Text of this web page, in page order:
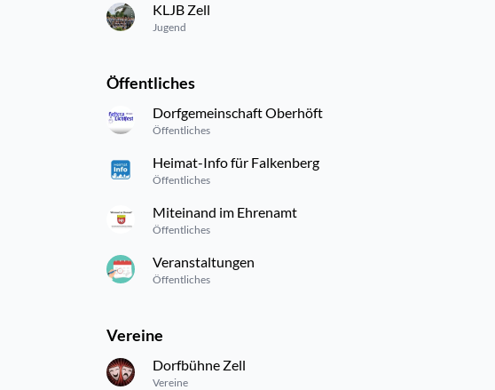
KLJB Zell
Jugend
Öffentliches
Dorfgemeinschaft Oberhöft
Öffentliches
Heimat-Info für Falkenberg
Öffentliches
Miteinand im Ehrenamt
Öffentliches
Veranstaltungen
Öffentliches
Vereine
Dorfbühne Zell
Vereine